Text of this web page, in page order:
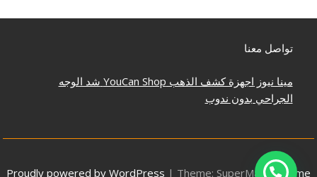
تواصل معنا
مينا نيوز اجهزة كشف الذهب YouCan Shop شد الوجه
الجراحي بدون ندوب
Proudly powered by WordPress | Theme: SuperMag by Acme